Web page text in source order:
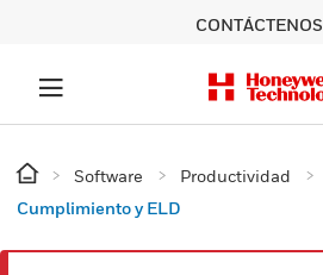
CONTÁCTENOS
Software Productividad
Cumplimiento y ELD